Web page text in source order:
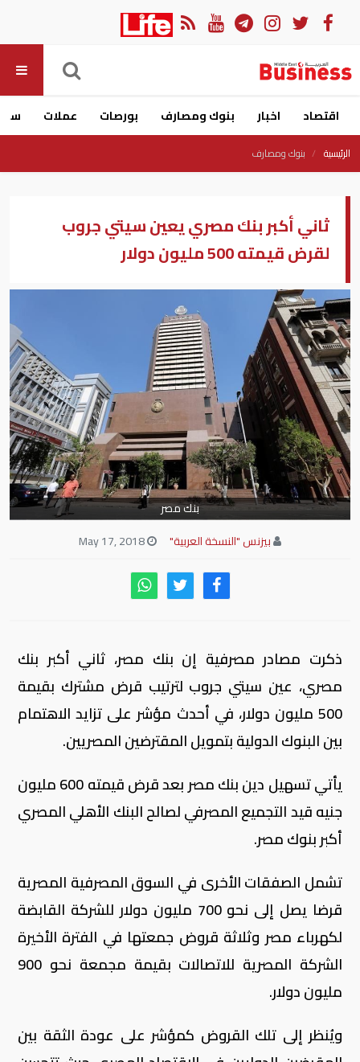
اقتصاد اخبار بنوك ومصارف بورصات عملات
الرئيسية بنوك ومصارف
ثاني أكبر بنك مصري يعين سيتي جروب
لقرض قيمته 500 مليون دولار
بنك مصر
بيزنس "النسخة العربية"
ذكرت مصادر مصرفية إن بنك مصر، ثاني أكبر بنك
مصري، عين سيتي جروب لترتيب قرض مشترك بقيمة
500 مليون دولار، في أحدث مؤشر على تزايد الاهتمام
بين البنوك الدولية بتمويل المقترضين المصريين.
يأتي تسهيل دين بنك مصر بعد قرض قيمته 600 مليون
جنيه قيد التجميع المصرفي لصالح البنك الأهلي المصري
أكبر بنوك مصر.
تشمل الصفقات الأخرى في السوق المصرفية المصرية
قرضا يصل إلى نحو 700 مليون دولار للشركة القابضة
لكهرباء مصر وثلاثة قروض جمعتها في الفترة الأخيرة
الشركة المصرية للاتصالات بقيمة مجمعة نحو 900
مليون دولار.
ويُنظر إلى تلك القروض كمؤشر على عودة الثقة بين